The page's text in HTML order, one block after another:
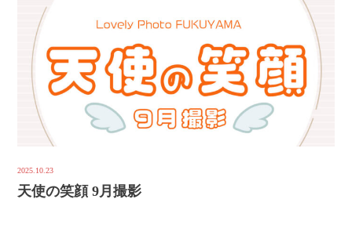
2025.10.23
天使の笑顔 9月撮影